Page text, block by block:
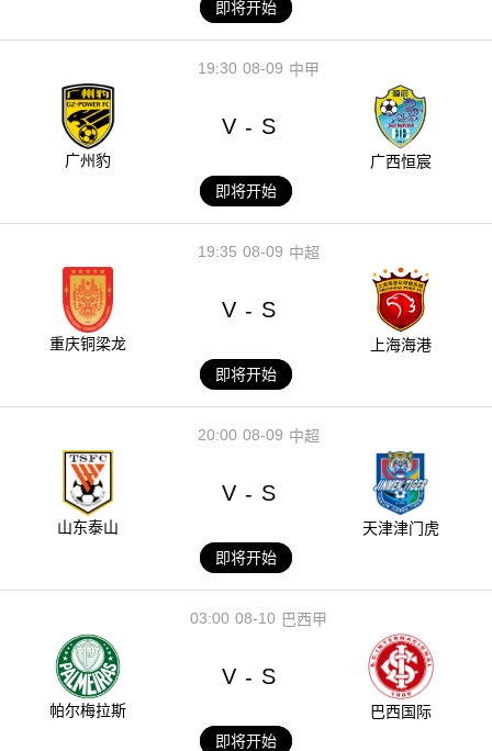
即将开始
08-09
19:30 中甲
广州豹
V - S
广西恒宸
即将开始
08-09
19:35 中超
重庆铜梁龙
V - S
上海海港
即将开始
08-09
20:00 中超
山东泰山
V - S
天津津门虎
即将开始
08-10
03:00 巴西甲
帕尔梅拉斯
V - S
巴西国际
即将开始